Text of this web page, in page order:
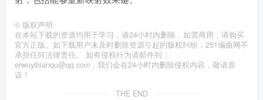
© 版权声明
在本站下载的资源均用于学习，请24小时内删除，如需商用，请购买
官方正版。如下载用户未及时删除资源引起的版权纠纷，251编曲网不
承担任何法律责任。 如有侵权行为请邮件到：
erwuyibianqu@qq.com，我们会在24小时内删除侵权内容，敬请原
谅！
THE END